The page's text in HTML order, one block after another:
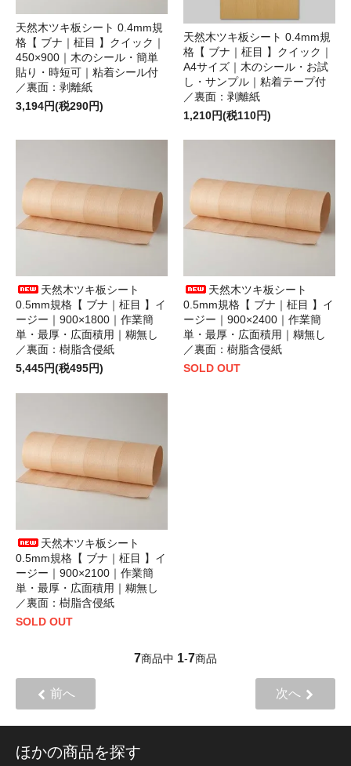
天然木ツキ板シート 0.4mm規
格【 ブナ｜柾目 】クイック｜
450×900｜木のシール・簡単
貼り・時短可｜粘着シール付
／裏面：剥離紙
3,194円(税290円)
天然木ツキ板シート 0.4mm規
格【 ブナ｜柾目 】クイック｜
A4サイズ｜木のシール・お試
し・サンプル｜粘着テープ付
／裏面：剥離紙
1,210円(税110円)
天然木ツキ板シート
0.5mm規格【 ブナ｜柾目 】イ
ージー｜900×1800｜作業簡
単・最厚・広面積用｜糊無し
／裏面：樹脂含侵紙
5,445円(税495円)
天然木ツキ板シート
0.5mm規格【 ブナ｜柾目 】イ
ージー｜900×2400｜作業簡
単・最厚・広面積用｜糊無し
／裏面：樹脂含侵紙
SOLD OUT
天然木ツキ板シート
0.5mm規格【 ブナ｜柾目 】イ
ージー｜900×2100｜作業簡
単・最厚・広面積用｜糊無し
／裏面：樹脂含侵紙
SOLD OUT
7商品中 1-7商品
前へ 次へ
ほかの商品を探す